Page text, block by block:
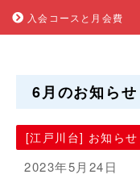
入会コースと月会費
6月のお知らせ
[江戸川台] お知らせ
2023年5月24日